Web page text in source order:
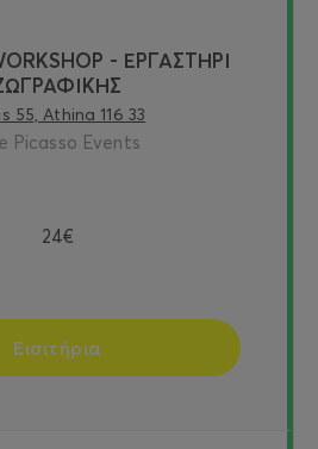
- ΕΡΓΑΣΤΗΡΙ
55, Athina 116 33
Picasso Events
24€
Εισιτήρια